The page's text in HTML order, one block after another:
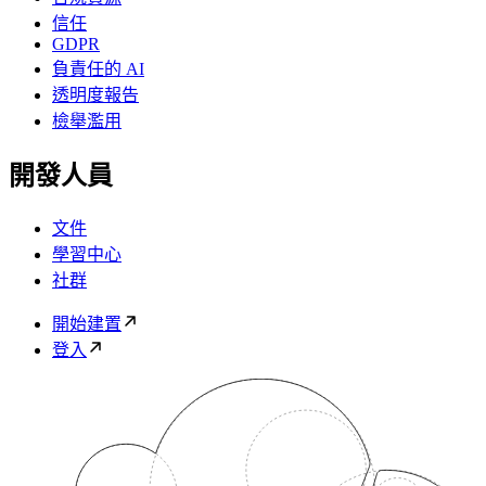
信任
GDPR
負責任的 AI
透明度報告
檢舉濫用
開發人員
文件
學習中心
社群
開始建置
登入